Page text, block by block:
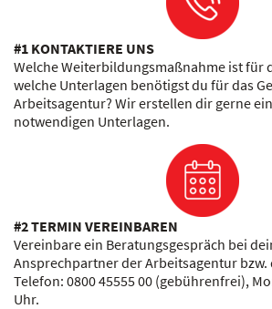
#1 KONTAKTIERE UNS
Welche Weiterbildungsmaßnahme ist für
welche Unterlagen benötigst du für das
Arbeitsagentur? Wir erstellen dir gerne
notwendigen Unterlagen.
#2 TERMIN VEREINBAREN
Vereinbare ein Beratungsgespräch bei
Ansprechpartner der Arbeitsagentur bzw.
Telefon: 0800 45555 00 (gebührenfrei),
Uhr.